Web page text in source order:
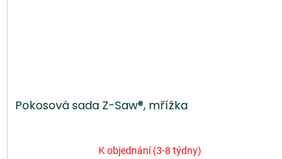
Pokosová sada Z-Saw®, mřížka
K objednání (3-8 týdny)